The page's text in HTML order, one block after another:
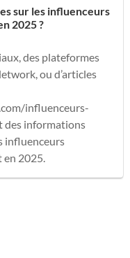
sur les influenceurs
2025 ?
des plateformes
ou d’articles
influenceurs-
des informations
influenceurs
2025.